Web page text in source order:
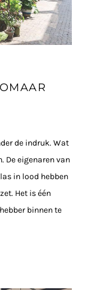
de indruk. Wat
De eigenaren van
in lood hebben
Het is één
binnen te